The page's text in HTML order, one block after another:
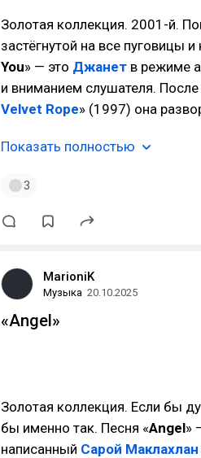
Золотая коллекция. 2001-й.
застёгнутой на все пуговицы
You» — это Джанет в режиме
и вниманием слушателя.
Velvet Rope» (1997) она
Показать полностью
3
MarioniK
Музыка 20.10.2025
«Angel»
Золотая коллекция. Если бы
бы именно так. Песня «Angel»
написанный Сарой Маклахлан